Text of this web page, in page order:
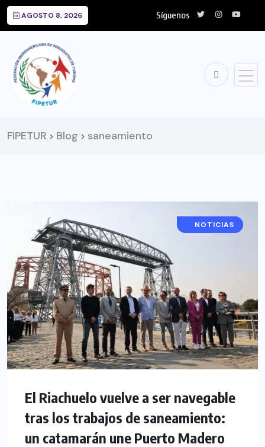
AGOSTO 8, 2026 Síguenos
FIPETUR > Blog > saneamiento
ARGENTINA
NOTICIAS
El Riachuelo vuelve a ser navegable
tras los trabajos de saneamiento:
un catamarán une Puerto Madero